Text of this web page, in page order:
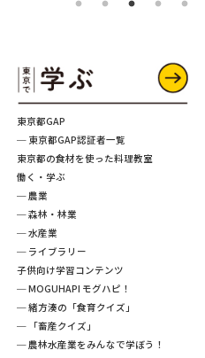
東京都GAP
─ 東京都GAP認証者一覧
東京都の食材を使った料理教室
働く・学ぶ
─ 農業
─ 森林・林業
─ 水産業
─ ライブラリー
子供向け学習コンテンツ
─ MOGUHAPI モグハピ！
─ 緒方湊の「食育クイズ」
─ 「畜産クイズ」
─ 農林水産業をみんなで学ぼう！